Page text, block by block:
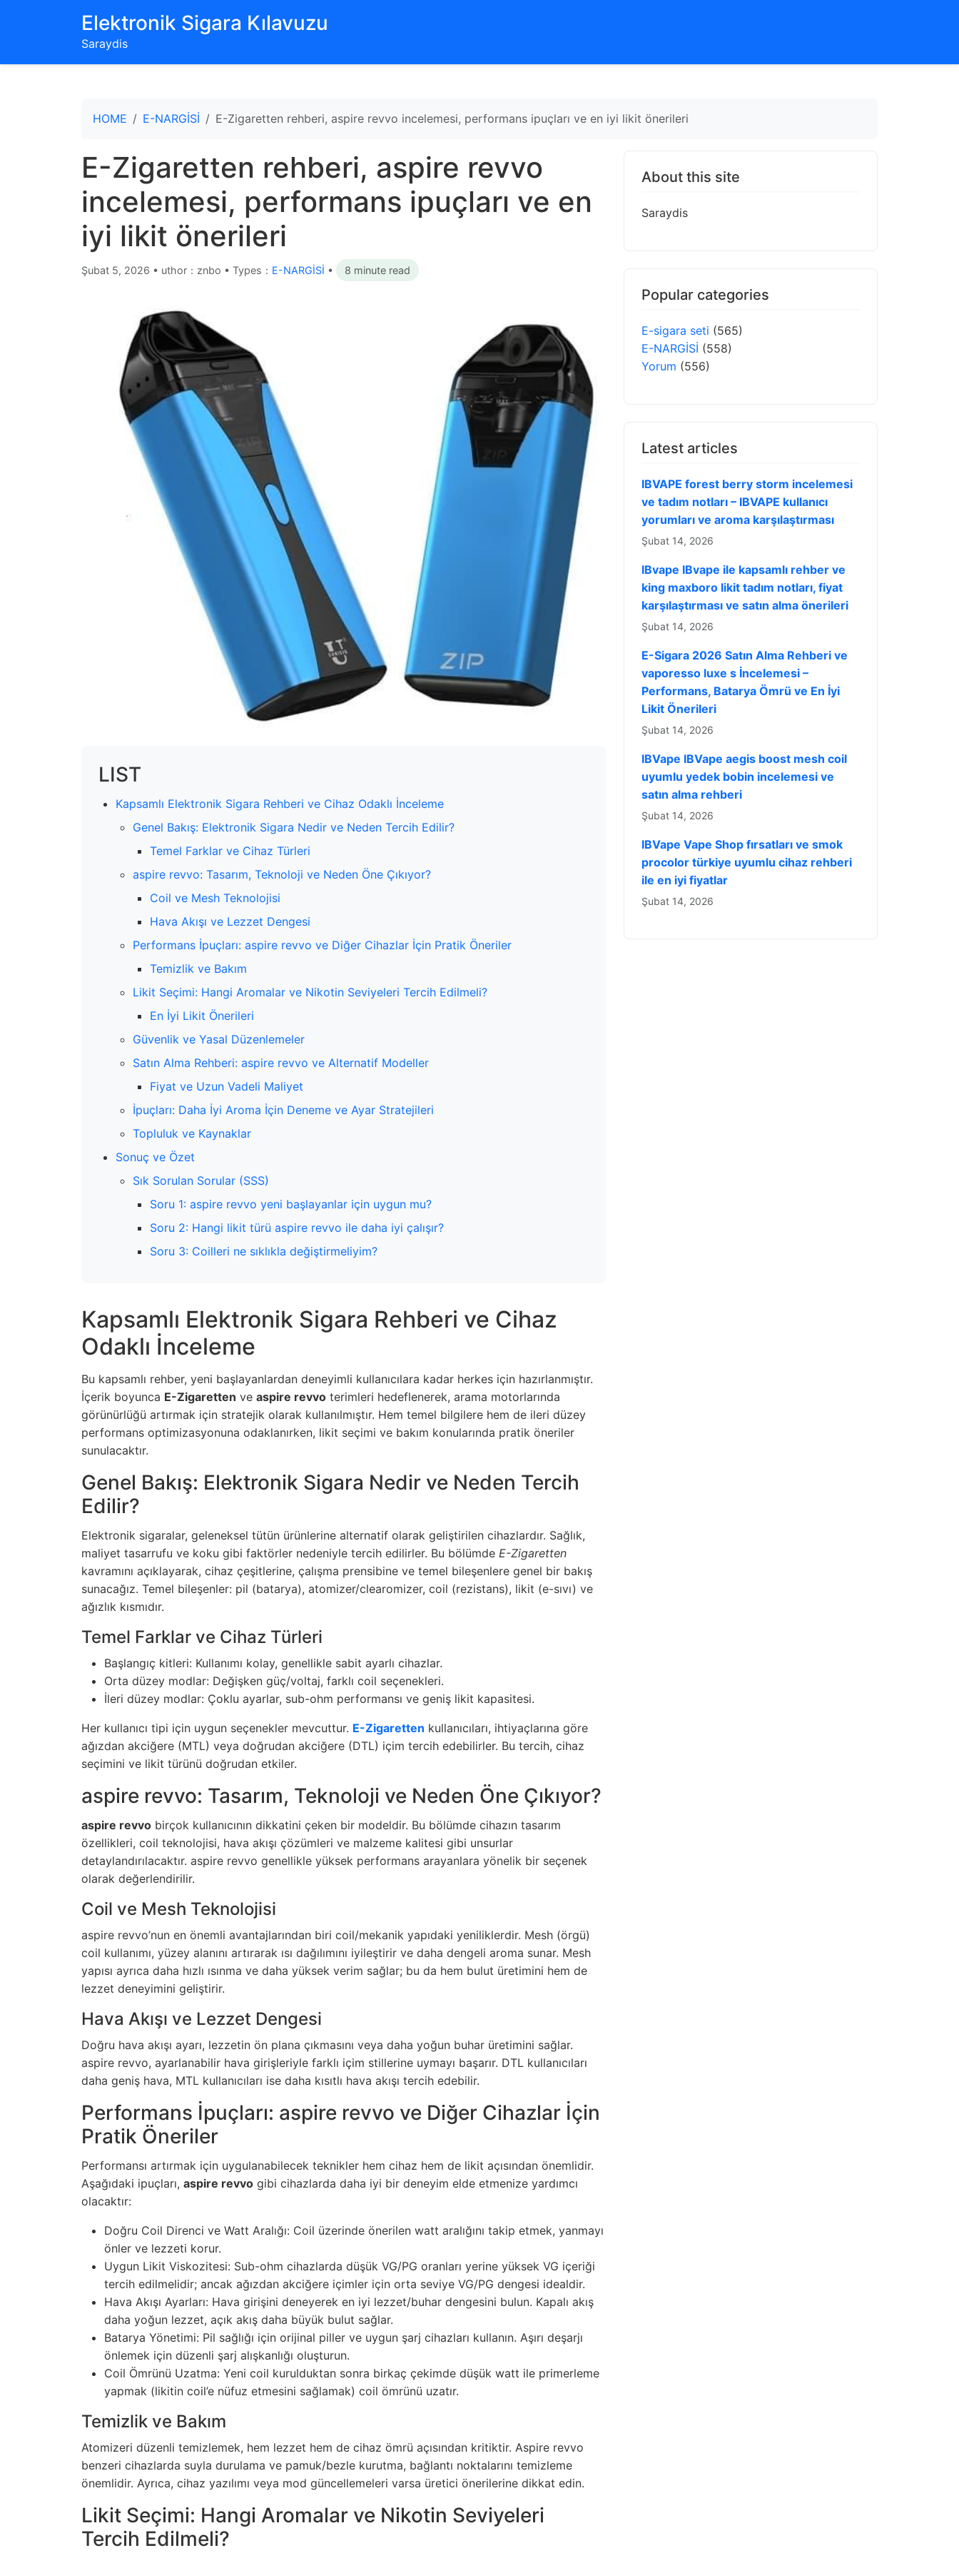
‌Elektronik Sigara Kılavuzu‌
Saraydis
HOME E-NARGİSİ E-Zigaretten rehberi, aspire revvo incelemesi, performans ipuçları ve en iyi likit önerileri
E-Zigaretten rehberi, aspire revvo
incelemesi, performans ipuçları ve en
iyi likit önerileri
Şubat 5, 2026 • uthor：znbo • Types： E-NARGİSİ • 8 minute read
LIST
Kapsamlı Elektronik Sigara Rehberi ve Cihaz Odaklı İnceleme
Genel Bakış: Elektronik Sigara Nedir ve Neden Tercih Edilir?
Temel Farklar ve Cihaz Türleri
aspire revvo: Tasarım, Teknoloji ve Neden Öne Çıkıyor?
Coil ve Mesh Teknolojisi
Hava Akışı ve Lezzet Dengesi
Performans İpuçları: aspire revvo ve Diğer Cihazlar İçin Pratik Öneriler
Temizlik ve Bakım
Likit Seçimi: Hangi Aromalar ve Nikotin Seviyeleri Tercih Edilmeli?
En İyi Likit Önerileri
Güvenlik ve Yasal Düzenlemeler
Satın Alma Rehberi: aspire revvo ve Alternatif Modeller
Fiyat ve Uzun Vadeli Maliyet
İpuçları: Daha İyi Aroma İçin Deneme ve Ayar Stratejileri
Topluluk ve Kaynaklar
Sonuç ve Özet
Sık Sorulan Sorular (SSS)
Soru 1: aspire revvo yeni başlayanlar için uygun mu?
Soru 2: Hangi likit türü aspire revvo ile daha iyi çalışır?
Soru 3: Coilleri ne sıklıkla değiştirmeliyim?
Kapsamlı Elektronik Sigara Rehberi ve Cihaz
Odaklı İnceleme
Bu kapsamlı rehber, yeni başlayanlardan deneyimli kullanıcılara kadar herkes için hazırlanmıştır.
İçerik boyunca E-Zigaretten ve aspire revvo terimleri hedeflenerek, arama motorlarında
görünürlüğü artırmak için stratejik olarak kullanılmıştır. Hem temel bilgilere hem de ileri düzey
performans optimizasyonuna odaklanırken, likit seçimi ve bakım konularında pratik öneriler
sunulacaktır.
Genel Bakış: Elektronik Sigara Nedir ve Neden Tercih
Edilir?
Elektronik sigaralar, geleneksel tütün ürünlerine alternatif olarak geliştirilen cihazlardır. Sağlık,
maliyet tasarrufu ve koku gibi faktörler nedeniyle tercih edilirler. Bu bölümde E-Zigaretten
kavramını açıklayarak, cihaz çeşitlerine, çalışma prensibine ve temel bileşenlere genel bir bakış
sunacağız. Temel bileşenler: pil (batarya), atomizer/clearomizer, coil (rezistans), likit (e-sıvı) ve
ağızlık kısmıdır.
Temel Farklar ve Cihaz Türleri
Başlangıç kitleri: Kullanımı kolay, genellikle sabit ayarlı cihazlar.
Orta düzey modlar: Değişken güç/voltaj, farklı coil seçenekleri.
İleri düzey modlar: Çoklu ayarlar, sub-ohm performansı ve geniş likit kapasitesi.
Her kullanıcı tipi için uygun seçenekler mevcuttur. E-Zigaretten kullanıcıları, ihtiyaçlarına göre
ağızdan akciğere (MTL) veya doğrudan akciğere (DTL) içim tercih edebilirler. Bu tercih, cihaz
seçimini ve likit türünü doğrudan etkiler.
aspire revvo: Tasarım, Teknoloji ve Neden Öne Çıkıyor?
aspire revvo birçok kullanıcının dikkatini çeken bir modeldir. Bu bölümde cihazın tasarım
özellikleri, coil teknolojisi, hava akışı çözümleri ve malzeme kalitesi gibi unsurlar
detaylandırılacaktır. aspire revvo genellikle yüksek performans arayanlara yönelik bir seçenek
olarak değerlendirilir.
Coil ve Mesh Teknolojisi
aspire revvo’nun en önemli avantajlarından biri coil/mekanik yapıdaki yeniliklerdir. Mesh (örgü)
coil kullanımı, yüzey alanını artırarak ısı dağılımını iyileştirir ve daha dengeli aroma sunar. Mesh
yapısı ayrıca daha hızlı ısınma ve daha yüksek verim sağlar; bu da hem bulut üretimini hem de
lezzet deneyimini geliştirir.
Hava Akışı ve Lezzet Dengesi
Doğru hava akışı ayarı, lezzetin ön plana çıkmasını veya daha yoğun buhar üretimini sağlar.
aspire revvo, ayarlanabilir hava girişleriyle farklı içim stillerine uymayı başarır. DTL kullanıcıları
daha geniş hava, MTL kullanıcıları ise daha kısıtlı hava akışı tercih edebilir.
Performans İpuçları: aspire revvo ve Diğer Cihazlar İçin
Pratik Öneriler
Performansı artırmak için uygulanabilecek teknikler hem cihaz hem de likit açısından önemlidir.
Aşağıdaki ipuçları, aspire revvo gibi cihazlarda daha iyi bir deneyim elde etmenize yardımcı
olacaktır:
Doğru Coil Direnci ve Watt Aralığı: Coil üzerinde önerilen watt aralığını takip etmek, yanmayı
önler ve lezzeti korur.
Uygun Likit Viskozitesi: Sub-ohm cihazlarda düşük VG/PG oranları yerine yüksek VG içeriği
tercih edilmelidir; ancak ağızdan akciğere içimler için orta seviye VG/PG dengesi idealdir.
Hava Akışı Ayarları: Hava girişini deneyerek en iyi lezzet/buhar dengesini bulun. Kapalı akış
daha yoğun lezzet, açık akış daha büyük bulut sağlar.
Batarya Yönetimi: Pil sağlığı için orijinal piller ve uygun şarj cihazları kullanın. Aşırı deşarjı
önlemek için düzenli şarj alışkanlığı oluşturun.
Coil Ömrünü Uzatma: Yeni coil kurulduktan sonra birkaç çekimde düşük watt ile primerleme
yapmak (likitin coil’e nüfuz etmesini sağlamak) coil ömrünü uzatır.
Temizlik ve Bakım
Atomizeri düzenli temizlemek, hem lezzet hem de cihaz ömrü açısından kritiktir. Aspire revvo
benzeri cihazlarda suyla durulama ve pamuk/bezle kurutma, bağlantı noktalarını temizleme
önemlidir. Ayrıca, cihaz yazılımı veya mod güncellemeleri varsa üretici önerilerine dikkat edin.
Likit Seçimi: Hangi Aromalar ve Nikotin Seviyeleri
Tercih Edilmeli?
About this site
Saraydis
Popular categories
E-sigara seti (565)
E-NARGİSİ (558)
Yorum (556)
Latest articles
IBVAPE forest berry storm incelemesi
ve tadım notları – IBVAPE kullanıcı
yorumları ve aroma karşılaştırması
Şubat 14, 2026
IBvape IBvape ile kapsamlı rehber ve
king maxboro likit tadım notları, fiyat
karşılaştırması ve satın alma önerileri
Şubat 14, 2026
E-Sigara 2026 Satın Alma Rehberi ve
vaporesso luxe s İncelemesi –
Performans, Batarya Ömrü ve En İyi
Likit Önerileri
Şubat 14, 2026
IBVape IBVape aegis boost mesh coil
uyumlu yedek bobin incelemesi ve
satın alma rehberi
Şubat 14, 2026
IBVape Vape Shop fırsatları ve smok
procolor türkiye uyumlu cihaz rehberi
ile en iyi fiyatlar
Şubat 14, 2026